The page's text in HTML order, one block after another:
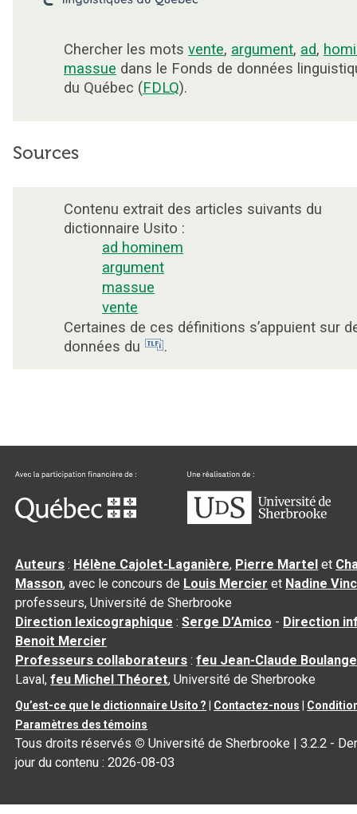
Chercher les mots vente, argument, ad,
massue dans le Fonds de données
du Québec (FDLQ).
Sources
Contenu extrait des articles suivants du
dictionnaire Usito :
ad hominem
argument
massue
vente
Certaines de ces définitions s’appuient sur
données du
.
Auteurs : Hélène Cajolet-Laganière, Pierre Martel et
Masson, avec le concours de Louis Mercier et Nadine
professeurs, Université de Sherbrooke
Direction lexicographique :Serge D’Amico - Direction
Benoit Mercier
Professeurs collaborateurs :feu Jean-Claude
Laval,feu Michel Théoret, Université de Sherbrooke
Qu’est-ce que le dictionnaire Usito ? Contactez-nous
Paramètres des témoins
Tous droits réservés © Université de Sherbrooke |3.2.2 -
jour du contenu :2026-08-03